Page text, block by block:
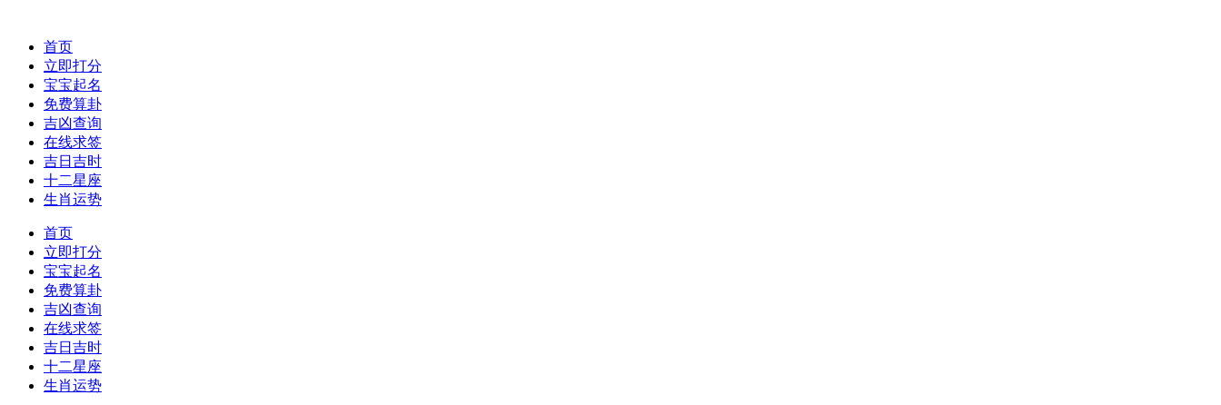
首页
立即打分
宝宝起名
免费算卦
吉凶查询
在线求签
吉日吉时
十二星座
生肖运势
首页
立即打分
宝宝起名
免费算卦
吉凶查询
在线求签
吉日吉时
十二星座
生肖运势